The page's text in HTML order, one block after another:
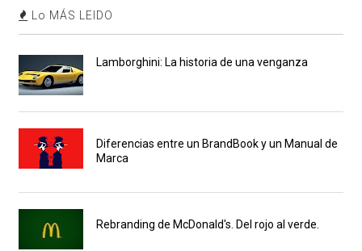
Lo MÁS LEIDO
Lamborghini: La historia de una venganza
Diferencias entre un BrandBook y un Manual de
Marca
Rebranding de McDonald's. Del rojo al verde.